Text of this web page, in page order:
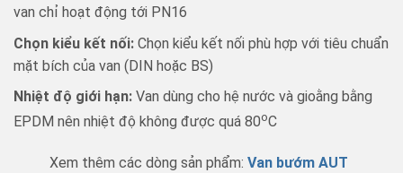
van chỉ hoạt động tới PN16
Chọn kiểu kết nối: Chọn kiểu kết nối phù hợp với tiêu chuẩn
mặt bích của van (DIN hoặc BS)
Nhiệt độ giới hạn: Van dùng cho hệ nước và gioằng bằng
EPDM nên nhiệt độ không được quá 80oC
Xem thêm các dòng sản phẩm: Van bướm AUT